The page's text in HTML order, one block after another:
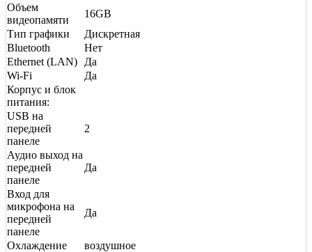
Объем
видеопамяти
16GB
Тип графики
Дискретная
Bluetooth
Нет
Ethernet (LAN)
Да
Wi-Fi
Да
Корпус и блок
питания:
USB на
передней
панеле
2
Аудио выход на
передней
панеле
Да
Вход для
микрофона на
передней
панеле
Да
Охлаждение
воздушное